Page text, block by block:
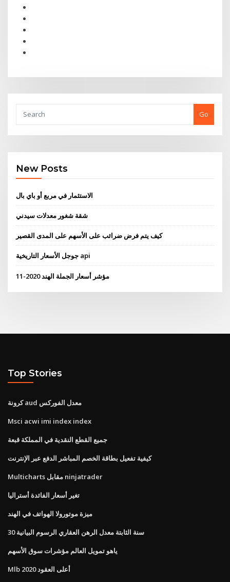
Go
New Posts
الاستثمار في مربع أو باي بال
شقة شغور معدلات سيدني
كيف يتم فرض ضرائب على الأسهم على المدى القصير
جوجل الأسعار التاريخية api
مؤشر أسعار الجملة الهند 2020-11
Top Stories
كرونة aud معدل الفوركس
Msci acwi imi index index
جميع القطع النقدية في المملكة قبعة
كيفية تفعيل بطاقة الخصم المباشر الدفع عبر الإنترنت
Multicharts مقابل ninjatrader
تغير أسعار الفائدة أستراليا
ميزة موتورولا الهواتف في الهند
30 سنة الثابتة معدل الرهن العقاري الرسوم البيانية
ياهو تمويل العالم مؤشرات سوق الأسهم
Mlb أعلى العقود 2020